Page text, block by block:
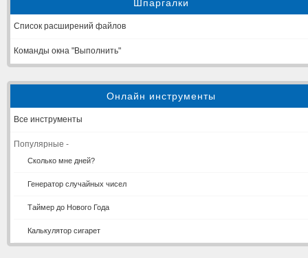
Шпаргалки
Список расширений файлов
Команды окна "Выполнить"
Онлайн инструменты
Все инструменты
Популярные -
Сколько мне дней?
Генератор случайных чисел
Таймер до Нового Года
Калькулятор сигарет